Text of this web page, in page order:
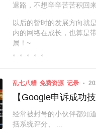
退路，不想辛辛苦苦积回
以后的暂时的发展方向就
内的网络在成长，也算是
属！~
。。。。。
乱七八糟 免费资源 记录
【Google申诉成功
经常被封号的小伙伴都知
括系统评分、 ...